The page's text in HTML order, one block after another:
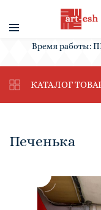
Время работы:
КАТАЛОГ
Печенька